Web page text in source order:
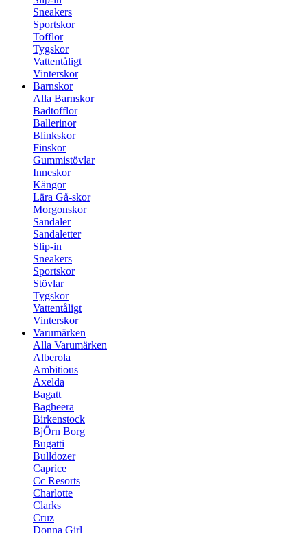
Sneakers
Sportskor
Tofflor
Tygskor
Vattentåligt
Vinterskor
Barnskor
Alla Barnskor
Badtofflor
Ballerinor
Blinkskor
Finskor
Gummistövlar
Inneskor
Kängor
Lära Gå-skor
Morgonskor
Sandaler
Sandaletter
Slip-in
Sneakers
Sportskor
Stövlar
Tygskor
Vattentåligt
Vinterskor
Varumärken
Alla Varumärken
Alberola
Ambitious
Axelda
Bagatt
Bagheera
Birkenstock
BjÖrn Borg
Bugatti
Bulldozer
Caprice
Cc Resorts
Charlotte
Clarks
Cruz
Donna Girl